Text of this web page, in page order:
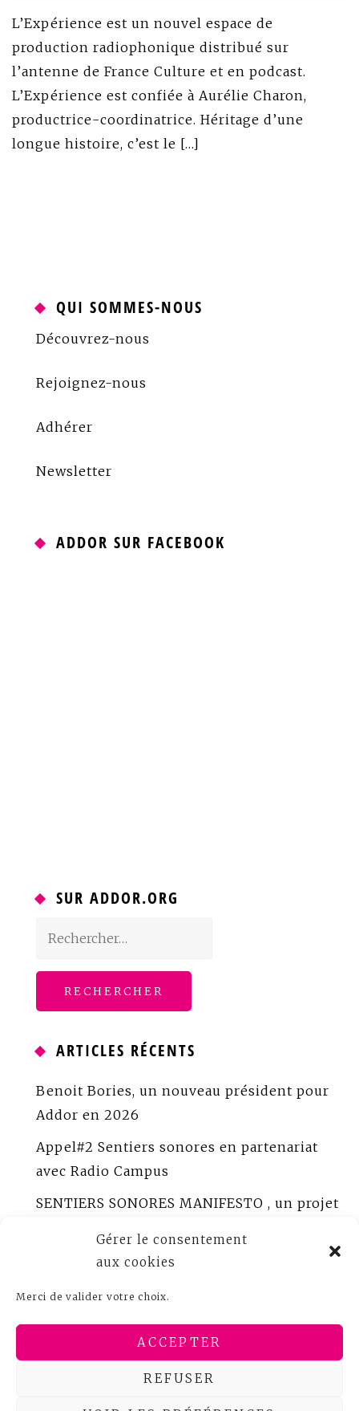
Gérer le consentement
aux cookies
Merci de valider votre choix.
ACCEPTER
REFUSER
L’Expérience est un nouvel espace de
production radiophonique distribué sur
l’antenne de France Culture et en podcast.
L’Expérience est confiée à Aurélie Charon,
productrice-coordinatrice. Héritage d’une
longue histoire, c’est le […]
QUI SOMMES-NOUS
Découvrez-nous
Rejoignez-nous
Adhérer
Newsletter
ADDOR SUR FACEBOOK
SUR ADDOR.ORG
Rechercher :
ARTICLES RÉCENTS
Benoit Bories, un nouveau président pour
Addor en 2026
Appel#2 Sentiers sonores en partenariat
avec Radio Campus
SENTIERS SONORES MANIFESTO , un projet
ADDOR peaufine Sentiers sonores
Appel à créations sonores documentaires
Bureau ADDOR 2025